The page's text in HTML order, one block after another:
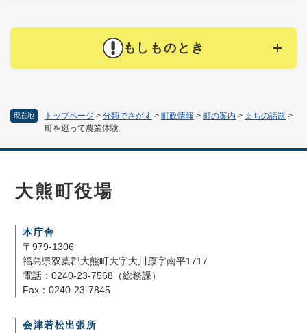
現在地 トップページ > 分類でさがす > 町政情報 > 町の案内 > まちの話題 >
町を巡って農業体験
もしものとき
大熊町役場
本庁舎
〒979-1306
福島県双葉郡大熊町大字大川原字南平1717
電話：0240-23-7568（総務課）
Fax：0240-23-7845
会津若松出張所